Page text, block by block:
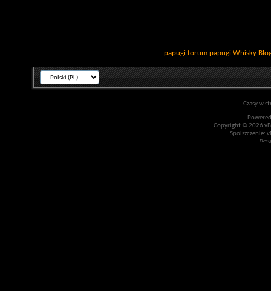
papugi forum papugi Whisky
Czasy w
Copyright © 2026
Spolszczenie: